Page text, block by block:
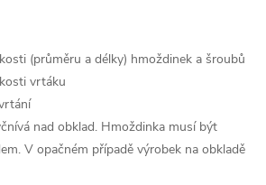
(průměru a délky) hmoždinek a šroubů
vrtáku
nad obklad. Hmoždinka musí být
V opačném případě výrobek na obkladě